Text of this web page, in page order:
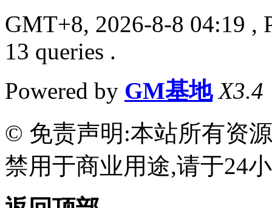
GMT+8, 2026-8-8 04:19 ,
13 queries .
Powered by GM基地 X3.4
© 免责声明:本站所有资
禁用于商业用途,请于24